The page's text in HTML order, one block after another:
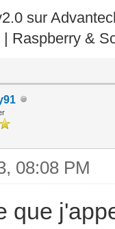
sur
Raspberry &
08:08 PM
que